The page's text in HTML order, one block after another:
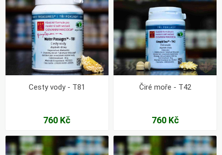
Cesty vody - T81
760 Kč
Čiré moře - T42
760 Kč